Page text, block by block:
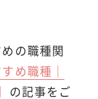
の職種関
め職種｜
の記事をご